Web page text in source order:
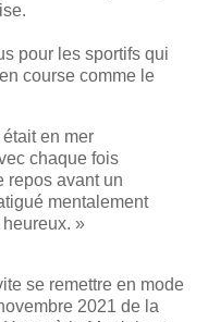
pour les sportifs qui
course comme le
était en mer
chaque fois
repos avant un
mentalement
»
se remettre en mode
2021 de la